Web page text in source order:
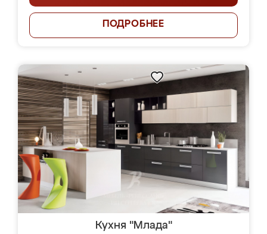
ПОДРОБНЕЕ
Кухня "Млада"